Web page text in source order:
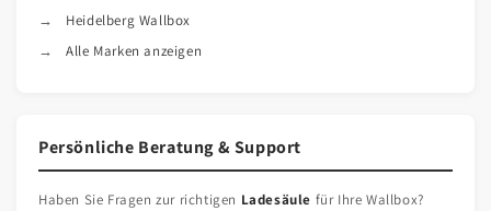
Heidelberg Wallbox
Alle Marken anzeigen
Persönliche Beratung & Support
Haben Sie Fragen zur richtigen Ladesäule für Ihre Wallbox?